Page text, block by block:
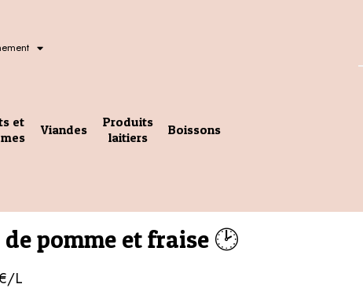
et
Viandes
Produits
laitiers
Boissons
de pomme et fraise 🕑
L